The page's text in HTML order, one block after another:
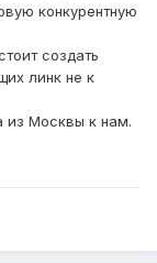
конкурентную
создать
линк не к
из Москвы к нам.